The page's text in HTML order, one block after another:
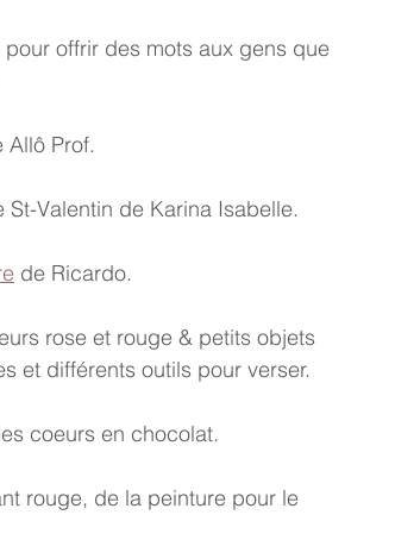
offrir des mots aux gens que
Allô Prof.
St-Valentin de Karina Isabelle.
de Ricardo.
rose et rouge & petits objets
et différents outils pour verser.
coeurs en chocolat.
rouge, de la peinture pour le